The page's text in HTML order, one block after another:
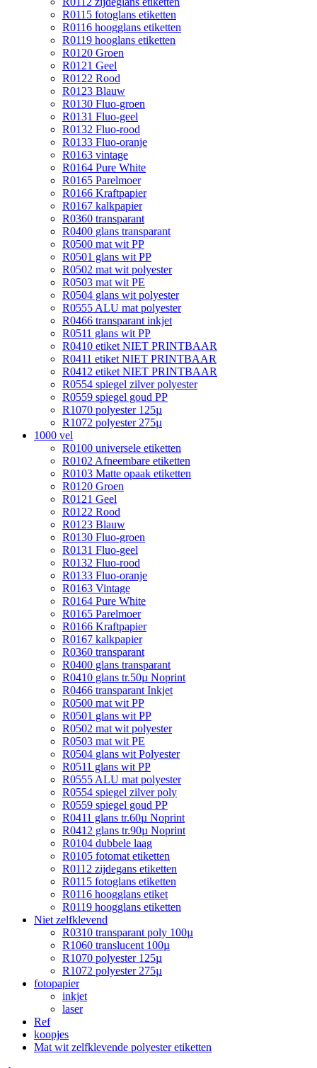
R0115 fotoglans etiketten
R0116 hoogglans etiketten
R0119 hooglans etiketten
R0120 Groen
R0121 Geel
R0122 Rood
R0123 Blauw
R0130 Fluo-groen
R0131 Fluo-geel
R0132 Fluo-rood
R0133 Fluo-oranje
R0163 vintage
R0164 Pure White
R0165 Parelmoer
R0166 Kraftpapier
R0167 kalkpapier
R0360 transparant
R0400 glans transparant
R0500 mat wit PP
R0501 glans wit PP
R0502 mat wit polyester
R0503 mat wit PE
R0504 glans wit polyester
R0555 ALU mat polyester
R0466 transparant inkjet
R0511 glans wit PP
R0410 etiket NIET PRINTBAAR
R0411 etiket NIET PRINTBAAR
R0412 etiket NIET PRINTBAAR
R0554 spiegel zilver polyester
R0559 spiegel goud PP
R1070 polyester 125µ
R1072 polyester 275µ
1000 vel
R0100 universele etiketten
R0102 Afneembare etiketten
R0103 Matte opaak etiketten
R0120 Groen
R0121 Geel
R0122 Rood
R0123 Blauw
R0130 Fluo-groen
R0131 Fluo-geel
R0132 Fluo-rood
R0133 Fluo-oranje
R0163 Vintage
R0164 Pure White
R0165 Parelmoer
R0166 Kraftpapier
R0167 kalkpapier
R0360 transparant
R0400 glans transparant
R0410 glans tr.50µ Noprint
R0466 transparant Inkjet
R0500 mat wit PP
R0501 glans wit PP
R0502 mat wit polyester
R0503 mat wit PE
R0504 glans wit Polyester
R0511 glans wit PP
R0555 ALU mat polyester
R0554 spiegel zilver poly
R0559 spiegel goud PP
R0411 glans tr.60µ Noprint
R0412 glans tr.90µ Noprint
R0104 dubbele laag
R0105 fotomat etiketten
R0112 zijdegans etiketten
R0115 fotoglans etiketten
R0116 hoogglans etiket
R0119 hoogglans etiketten
Niet zelfklevend
R0310 transparant poly 100µ
R1060 translucent 100µ
R1070 polyester 125µ
R1072 polyester 275µ
fotopapier
inkjet
laser
Ref
koopjes
Mat wit zelfklevende polyester etiketten